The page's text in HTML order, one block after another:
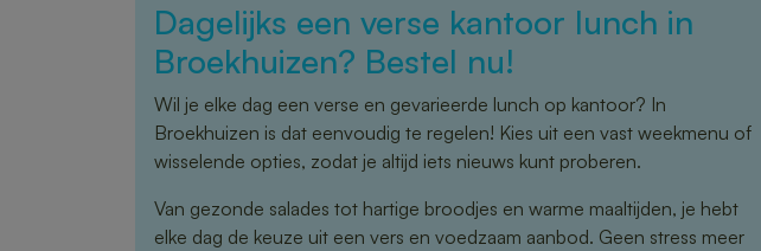
Dagelijks een verse kantoor lunch in
Broekhuizen? Bestel nu!
Wil je elke dag een verse en gevarieerde lunch op kantoor? In
Broekhuizen is dat eenvoudig te regelen! Kies uit een vast weekmenu of
wisselende opties, zodat je altijd iets nieuws kunt proberen.
Van gezonde salades tot hartige broodjes en warme maaltijden, je hebt
elke dag de keuze uit een vers en voedzaam aanbod. Geen stress meer